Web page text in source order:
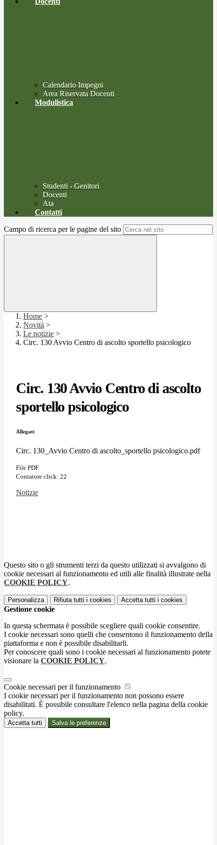
Calendario Impegni
Area Riservata Docenti
Modulistica
Studenti - Genitori
Docenti
Ata
Contatti
Campo di ricerca per le pagine del sito
Home >
Novità >
Le notizie >
Circ. 130 Avvio Centro di ascolto sportello psicologico
Circ. 130 Avvio Centro di ascolto
sportello psicologico
Allegati
Circ. 130_Avvio Centro di ascolto_sportello psicologico.pdf
File PDF
Contatore click: 22
Notizie
Questo sito o gli strumenti terzi da questo utilizzati si avvalgono di
cookie necessari al funzionamento ed utili alle finalità illustrate nella
COOKIE POLICY.
Personalizza Rifiuta tutti i cookies Accetta tutti i cookies
Gestione cookie
In questa schermata è possibile scegliere quali cookie consentire.
I cookie necessari sono quelli che consentono il funzionamento della
piattaforma e non è possibile disabilitarli.
Per conoscere quali sono i cookie necessari al funzionamento potete
visionare la COOKIE POLICY.
Cookie necessari per il funzionamento
I cookie necessari per il funzionamento non possono essere
disabilitati. È possibile consultare l'elenco nella pagina della cookie
policy.
Accetta tutti Salva le preferenze